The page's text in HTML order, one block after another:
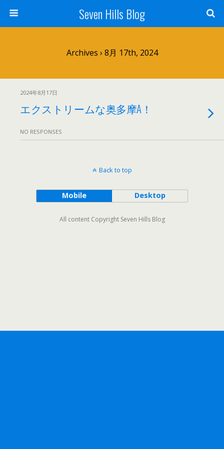
Seven Hills Blog
Archives › 8月 17th, 2024
2024年8月17日
エクストリームな奥多摩A！
NO RESPONSES
Back to top
Mobile Desktop
All content Copyright Seven Hills Blog